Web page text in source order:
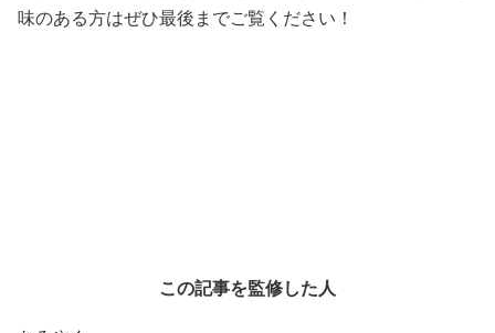
味のある方はぜひ最後までご覧ください！
この記事を監修した人